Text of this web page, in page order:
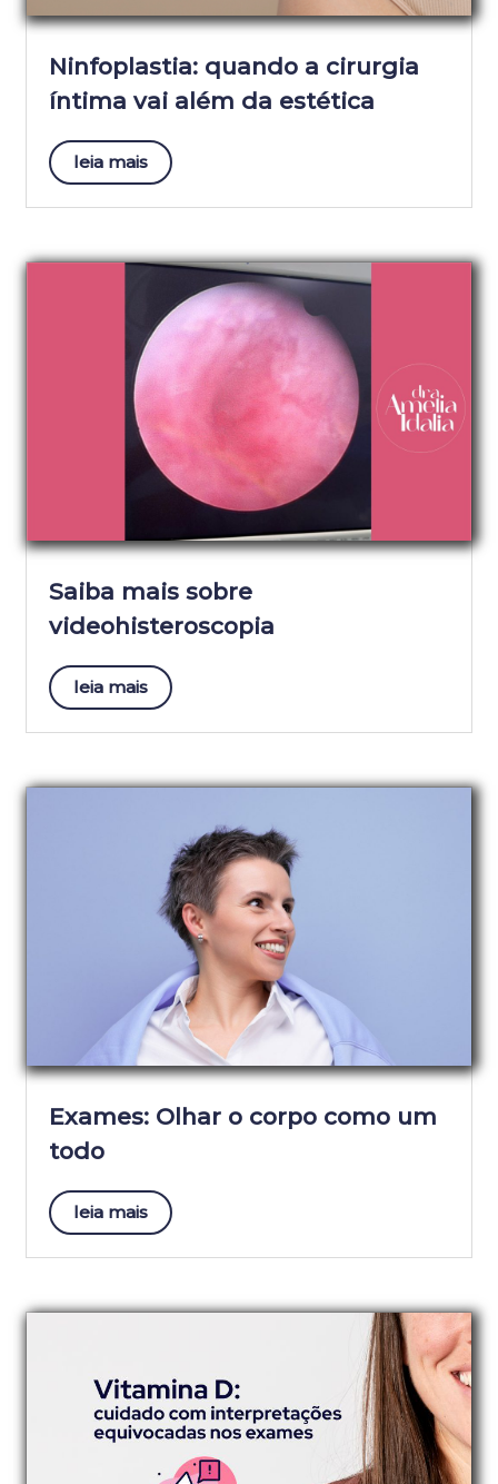
Ninfoplastia: quando a cirurgia
íntima vai além da estética
leia mais
Saiba mais sobre
videohisteroscopia
leia mais
Exames: Olhar o corpo como um
todo
leia mais